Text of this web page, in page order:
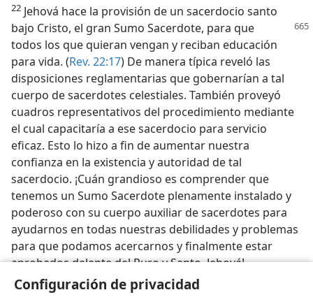
Configuración de privacidad
22 Jehová hace la provisión de un sacerdocio santo
bajo Cristo, el gran Sumo Sacerdote, para que
todos los que quieran vengan y reciban educación
para vida. (Rev. 22:17) De manera típica reveló las
disposiciones reglamentarias que gobernarían a tal
cuerpo de sacerdotes celestiales. También proveyó
cuadros representativos del procedimiento mediante
el cual capacitaría a ese sacerdocio para servicio
eficaz. Esto lo hizo a fin de aumentar nuestra
confianza en la existencia y autoridad de tal
sacerdocio. ¡Cuán grandioso es comprender que
tenemos un Sumo Sacerdote plenamente instalado y
poderoso con su cuerpo auxiliar de sacerdotes para
ayudarnos en todas nuestras debilidades y problemas
para que podamos acercarnos y finalmente estar
aprobados delante del Puro y Santo, Jehová!